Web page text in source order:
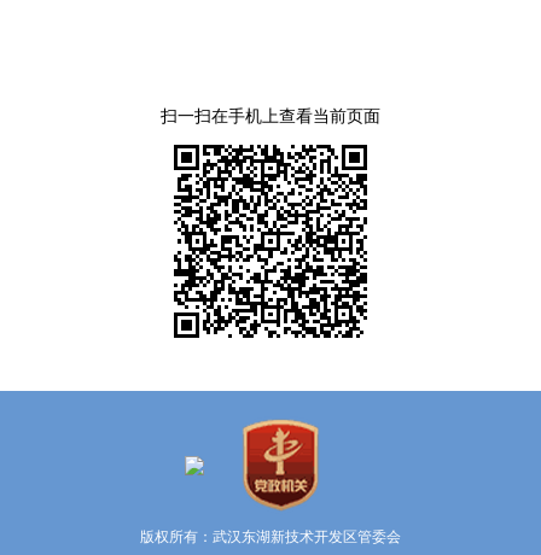
扫一扫在手机上查看当前页面
版权所有：武汉东湖新技术开发区管委会